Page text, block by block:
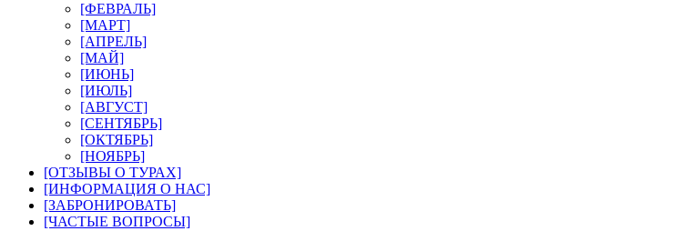
[ФЕВРАЛЬ]
[МАРТ]
[АПРЕЛЬ]
[МАЙ]
[ИЮНЬ]
[ИЮЛЬ]
[АВГУСТ]
[СЕНТЯБРЬ]
[ОКТЯБРЬ]
[НОЯБРЬ]
[ОТЗЫВЫ О ТУРАХ]
[ИНФОРМАЦИЯ О НАС]
[ЗАБРОНИРОВАТЬ]
[ЧАСТЫЕ ВОПРОСЫ]